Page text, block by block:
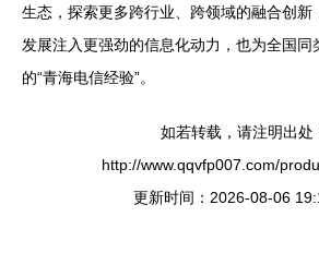
生态，探索更多跨行业、跨领域的融合创新
发展注入更强劲的信息化动力，也为全国同
的“青海电信经验”。
如若转载，请注明出处
http://www.qqvfp007.com/
更新时间：2026-08-06